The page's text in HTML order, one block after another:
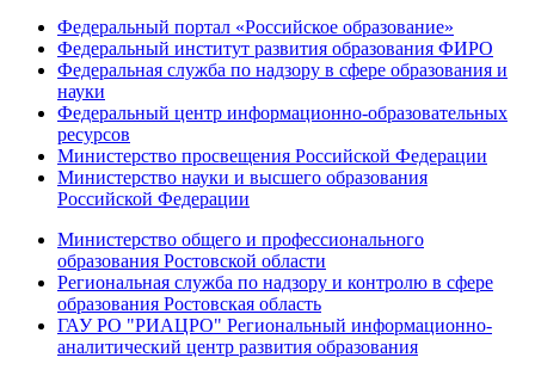
Федеральный портал «Российское образование»
Федеральный институт развития образования ФИРО
Федеральная служба по надзору в сфере образования и
науки
Федеральный центр информационно-образовательных
ресурсов
Министерство просвещения Российской Федерации
Министерство науки и высшего образования
Российской Федерации
Министерство общего и профессионального
образования Ростовской области
Региональная служба по надзору и контролю в сфере
образования Ростовская область
ГАУ РО "РИАЦРО" Региональный информационно-
аналитический центр развития образования